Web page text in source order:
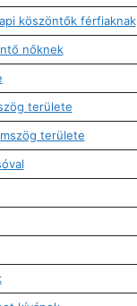
köszöntők férfiaknak
nőknek
területe
területe